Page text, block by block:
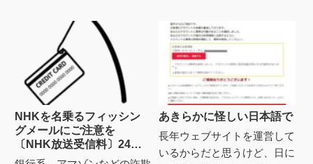
NHKを名乗るフィッシン
グメールにご注意を
〔NHK放送受信料〕24時
間以内にご確認いただけれ
あきらかに怪しい日本語で
長年ウェブサイトを運営して
いるからだと思うけど、日に